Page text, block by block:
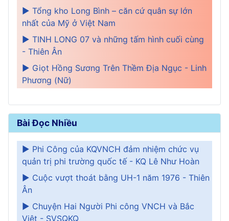
► Tổng kho Long Bình – căn cứ quân sự lớn
nhất của Mỹ ở Việt Nam
► TINH LONG 07 và những tấm hình cuối cùng
- Thiên Ân
► Giọt Hồng Sương Trên Thềm Địa Ngục - Linh
Phương (Nữ)
Bài Đọc Nhiều
► Phi Công của KQVNCH đảm nhiệm chức vụ
quản trị phi trường quốc tế - KQ Lê Như Hoàn
► Cuộc vượt thoát bằng UH-1 năm 1976 - Thiên
Ân
► Chuyện Hai Người Phi công VNCH và Bắc
Việt - SVSQKQ